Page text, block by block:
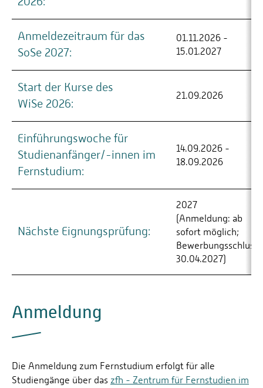
Anmeldezeitraum für das
SoSe 2027:
01.11.2026 -
15.01.2027
Start der Kurse des
WiSe 2026:
21.09.2026
Einführungswoche für
Studienanfänger/-innen im
Fernstudium:
14.09.2026 -
18.09.2026
Nächste Eignungsprüfung:
2027
(Anmeldung: ab
sofort möglich;
Bewerbungsschluss:
30.04.2027)
Anmeldung
Die Anmeldung zum Fernstudium erfolgt für alle
Studiengänge über das zfh - Zentrum für Fernstudien im